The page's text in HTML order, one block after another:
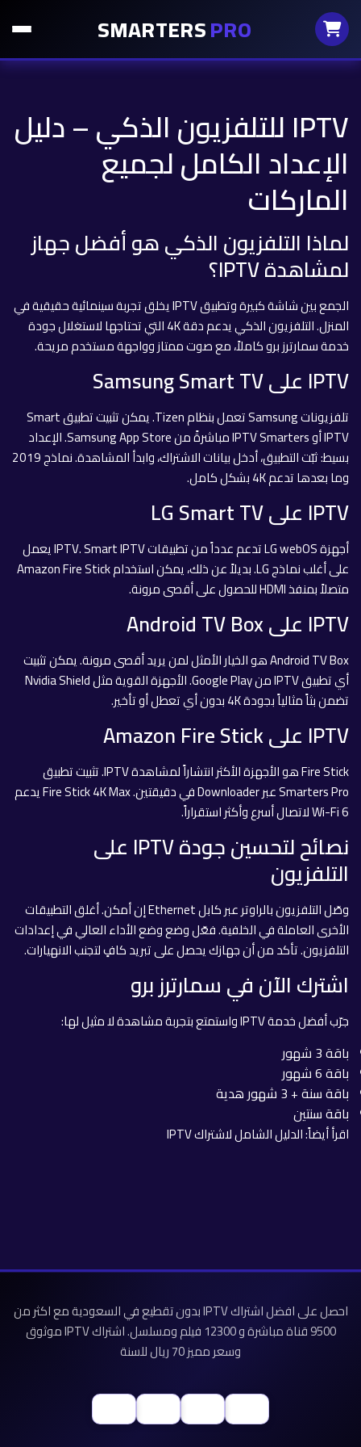
SMARTERSPRO
IPTV للتلفزيون الذكي – دليل
الإعداد الكامل لجميع
الماركات
لماذا التلفزيون الذكي هو أفضل جهاز
لمشاهدة IPTV؟
الجمع بين شاشة كبيرة وتطبيق IPTV يخلق تجربة سينمائية حقيقية في
المنزل. التلفزيون الذكي يدعم دقة 4K التي تحتاجها لاستغلال جودة
خدمة سمارترز برو كاملاً، مع صوت ممتاز وواجهة مستخدم مريحة.
IPTV على Samsung Smart TV
تلفزيونات Samsung تعمل بنظام Tizen. يمكن تثبيت تطبيق Smart
IPTV أو IPTV Smarters مباشرةً من Samsung App Store. الإعداد
بسيط: ثبّت التطبيق، أدخل بيانات الاشتراك، وابدأ المشاهدة. نماذج 2019
وما بعدها تدعم 4K بشكل كامل.
IPTV على LG Smart TV
أجهزة LG webOS تدعم عدداً من تطبيقات IPTV. Smart IPTV يعمل
على أغلب نماذج LG. بديلاً عن ذلك، يمكن استخدام Amazon Fire Stick
متصلاً بمنفذ HDMI للحصول على أقصى مرونة.
IPTV على Android TV Box
Android TV Box هو الخيار الأمثل لمن يريد أقصى مرونة. يمكن تثبيت
أي تطبيق IPTV من Google Play. الأجهزة القوية مثل Nvidia Shield
تضمن بثاً مثالياً بجودة 4K بدون أي تعطل أو تأخير.
IPTV على Amazon Fire Stick
Fire Stick هو الأجهزة الأكثر انتشاراً لمشاهدة IPTV. تثبيت تطبيق
Smarters Pro عبر Downloader في دقيقتين. Fire Stick 4K Max يدعم
Wi-Fi 6 لاتصال أسرع وأكثر استقراراً.
نصائح لتحسين جودة IPTV على
التلفزيون
وصّل التلفزيون بالراوتر عبر كابل Ethernet إن أمكن. أغلق التطبيقات
الأخرى العاملة في الخلفية. فعّل وضع وضع الأداء العالي في إعدادات
التلفزيون. تأكد من أن جهازك يحصل على تبريد كافٍ لتجنب الانهيارات.
اشترك الآن في سمارترز برو
جرّب أفضل خدمة IPTV واستمتع بتجربة مشاهدة لا مثيل لها:
باقة 3 شهور
باقة 6 شهور
باقة سنة + 3 شهور هدية
باقة سنتين
اقرأ أيضاً:الدليل الشامل لاشتراك IPTV
احصل على افضل اشتراك IPTV بدون تقطيع في السعودية مع اكثر من
9500 قناة مباشرة و 12300 فيلم ومسلسل. اشتراك IPTV موثوق
وسعر مميز 70 ريال للسنة